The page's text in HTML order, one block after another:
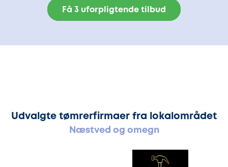
Få 3 uforpligtende tilbud
Udvalgte tømrerfirmaer fra lokalområdet
Næstved og omegn